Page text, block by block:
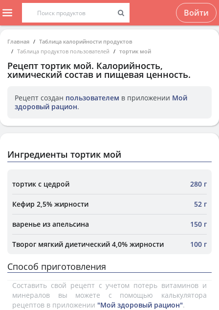
Войти
Главная
Таблица калорийности продуктов
Таблица продуктов пользователей
тортик мой
Рецепт тортик мой. Калорийность,
химический состав и пищевая ценность.
Рецепт создан пользователем в приложении Мой
здоровый рацион.
Ингредиенты тортик мой
тортик с цедрой 280 г
Кефир 2,5% жирности 52 г
варенье из апельсина 150 г
Творог мягкий диетический 4,0% жирности 100 г
Способ приготовления
Составить свой рецепт с учетом потерь витаминов и
минералов вы можете с помощью калькулятора
рецептов в приложении "Мой здоровый рацион".